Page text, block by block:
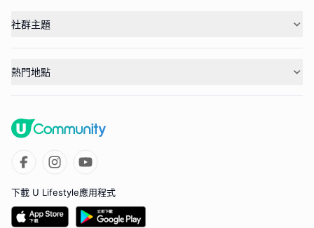
社群主題
熱門地點
下載 U Lifestyle應用程式